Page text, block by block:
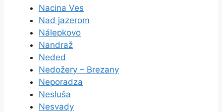
Nacina Ves
Nad jazerom
Nálepkovo
Nandraž
Neded
Nedožery – Brezany
Neporadza
Nesluša
Nesvady